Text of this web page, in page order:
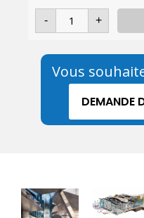
- quantité
Archicad
+
Vous
DEMANDE